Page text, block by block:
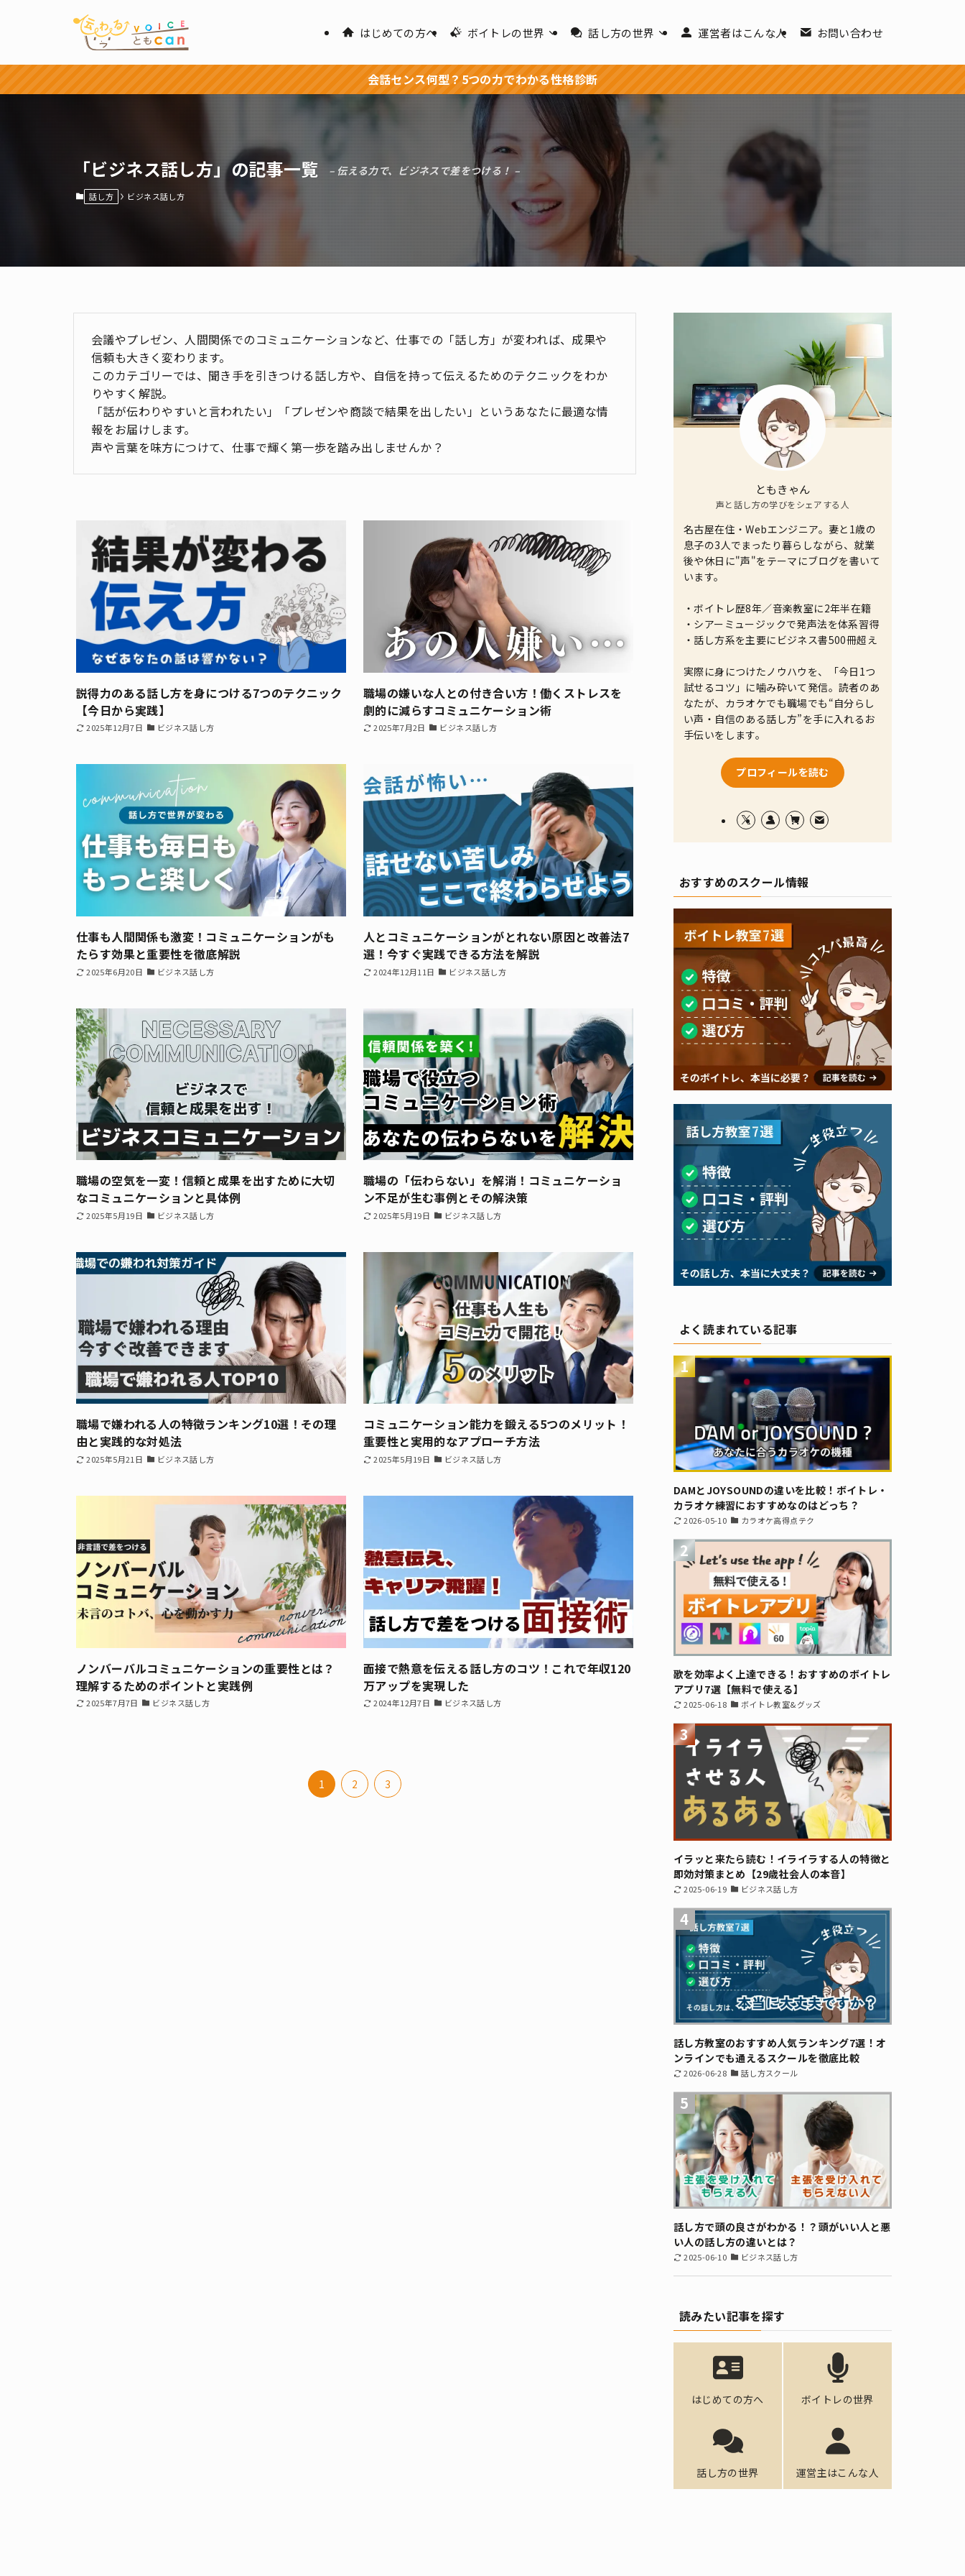
はじめての方へ ボイトレの世界 話し方の世界 運営者はこんな人 お問い合わせ
会話センス何型？5つの力でわかる性格診断
「ビジネス話し方」の記事一覧 – 伝える力で、ビジネスで差をつける！ –
話し方 ビジネス話し方
会議やプレゼン、人間関係でのコミュニケーションなど、仕事での「話し方」が変われば、成果や
信頼も大きく変わります。
このカテゴリーでは、聞き手を引きつける話し方や、自信を持って伝えるためのテクニックをわか
りやすく解説。
「話が伝わりやすいと言われたい」「プレゼンや商談で結果を出したい」というあなたに最適な情
報をお届けします。
声や言葉を味方につけて、仕事で輝く第一歩を踏み出しませんか？
説得力のある話し方を身につける7つのテクニック
【今日から実践】
2025年12月7日 ビジネス話し方
職場の嫌いな人との付き合い方！働くストレスを
劇的に減らすコミュニケーション術
2025年7月2日 ビジネス話し方
仕事も人間関係も激変！コミュニケーションがも
たらす効果と重要性を徹底解説
2025年6月20日 ビジネス話し方
人とコミュニケーションがとれない原因と改善法7
選！今すぐ実践できる方法を解説
2024年12月11日 ビジネス話し方
職場の空気を一変！信頼と成果を出すために大切
なコミュニケーションと具体例
2025年5月19日 ビジネス話し方
職場の「伝わらない」を解消！コミュニケーショ
ン不足が生む事例とその解決策
2025年5月19日 ビジネス話し方
職場で嫌われる人の特徴ランキング10選！その理
由と実践的な対処法
2025年5月21日 ビジネス話し方
コミュニケーション能力を鍛える5つのメリット！
重要性と実用的なアプローチ方法
2025年5月19日 ビジネス話し方
ノンバーバルコミュニケーションの重要性とは？
理解するためのポイントと実践例
2025年7月7日 ビジネス話し方
面接で熱意を伝える話し方のコツ！これで年収120
万アップを実現した
2024年12月7日 ビジネス話し方
1 2 3
ともきゃん
声と話し方の学びをシェアする人
名古屋在住・Webエンジニア。妻と1歳の
息子の3人でまったり暮らしながら、就業
後や休日に"声"をテーマにブログを書いて
います。
・ボイトレ歴8年／音楽教室に2年半在籍
・シアーミュージックで発声法を体系習得
・話し方系を主要にビジネス書500冊超え
実際に身につけたノウハウを、「今日1つ
試せるコツ」に噛み砕いて発信。読者のあ
なたが、カラオケでも職場でも“自分らし
い声・自信のある話し方”を手に入れるお
手伝いをします。
プロフィールを読む
おすすめのスクール情報
よく読まれている記事
1
DAMとJOYSOUNDの違いを比較！ボイトレ・
カラオケ練習におすすめなのはどっち？
2026-05-10 カラオケ高得点テク
2
歌を効率よく上達できる！おすすめのボイトレ
アプリ7選【無料で使える】
2025-06-18 ボイトレ教室&グッズ
3
イラッと来たら読む！イライラする人の特徴と
即効対策まとめ【29歳社会人の本音】
2025-06-19 ビジネス話し方
4
話し方教室のおすすめ人気ランキング7選！オ
ンラインでも通えるスクールを徹底比較
2026-06-28 話し方スクール
5
話し方で頭の良さがわかる！？頭がいい人と悪
い人の話し方の違いとは？
2025-06-10 ビジネス話し方
読みたい記事を探す
はじめての方へ ボイトレの世界
話し方の世界 運営主はこんな人